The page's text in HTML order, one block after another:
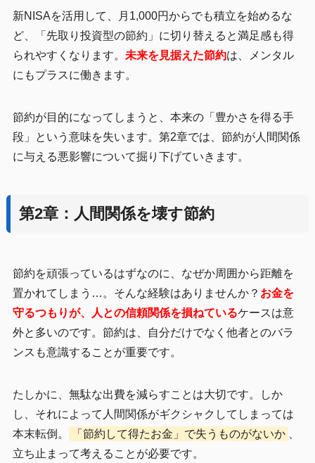
新NISAを活用して、月1,000円からでも積立を始めるな
ど、「先取り投資型の節約」に切り替えると満足感も得
られやすくなります。 未来を見据えた節約は、メンタル
にもプラスに働きます。
節約が目的になってしまうと、本来の「豊かさを得る手
段」という意味を失います。第2章では、節約が人間関係
に与える悪影響について掘り下げていきます。
第2章：人間関係を壊す節約
節約を頑張っているはずなのに、なぜか周囲から距離を
置かれてしまう…。そんな経験はありませんか？ お金を
守るつもりが、人との信頼関係を損ねているケースは意
外と多いのです。節約は、自分だけでなく他者とのバラ
ンスも意識することが重要です。
たしかに、無駄な出費を減らすことは大切です。しか
し、それによって人間関係がギクシャクしてしまっては
本末転倒。
「節約して得たお金」で失うものがないか
立ち止まって考えることが必要です。